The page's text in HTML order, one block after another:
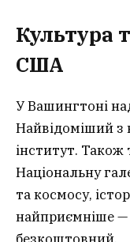
Культура
США
У Вашингтоні
Найвідоміший з
інститут. Також
Національну
та космосу,
найприємніше —